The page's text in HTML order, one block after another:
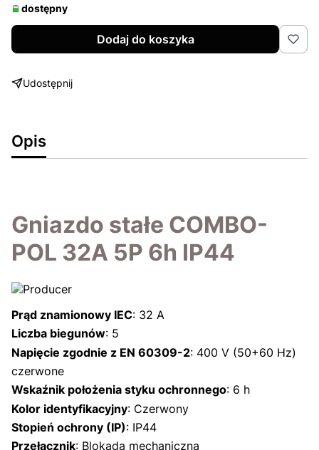
dostępny
Dodaj do koszyka
Udostępnij
Opis
Gniazdo stałe COMBO-
POL 32A 5P 6h IP44
Prąd znamionowy IEC: 32 A
Liczba biegunów: 5
Napięcie zgodnie z EN 60309-2: 400 V (50+60 Hz)
czerwone
Wskaźnik położenia styku ochronnego: 6 h
Kolor identyfikacyjny: Czerwony
Stopień ochrony (IP): IP44
Przełącznik: Blokada mechaniczna